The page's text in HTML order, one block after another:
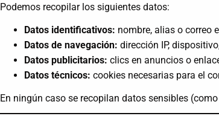
Podemos recopilar los siguientes datos:
Datos identificativos: nombre, alias o correo
Datos de navegación: dirección IP,
Datos publicitarios: clics en anuncios o
Datos técnicos: cookies necesarias para el
En ningún caso se recopilan datos sensibles